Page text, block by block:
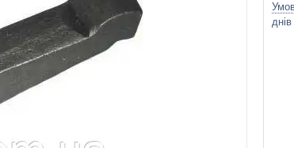
днів